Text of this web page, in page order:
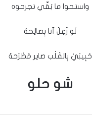
واستحوا ما بَقِّي تجرحوه
لَو زَعِلَ آنا بِصالِحهُ
حَبِيبَيْ بِالقَلْب صاير مَطْرَحهُ
شو حلو